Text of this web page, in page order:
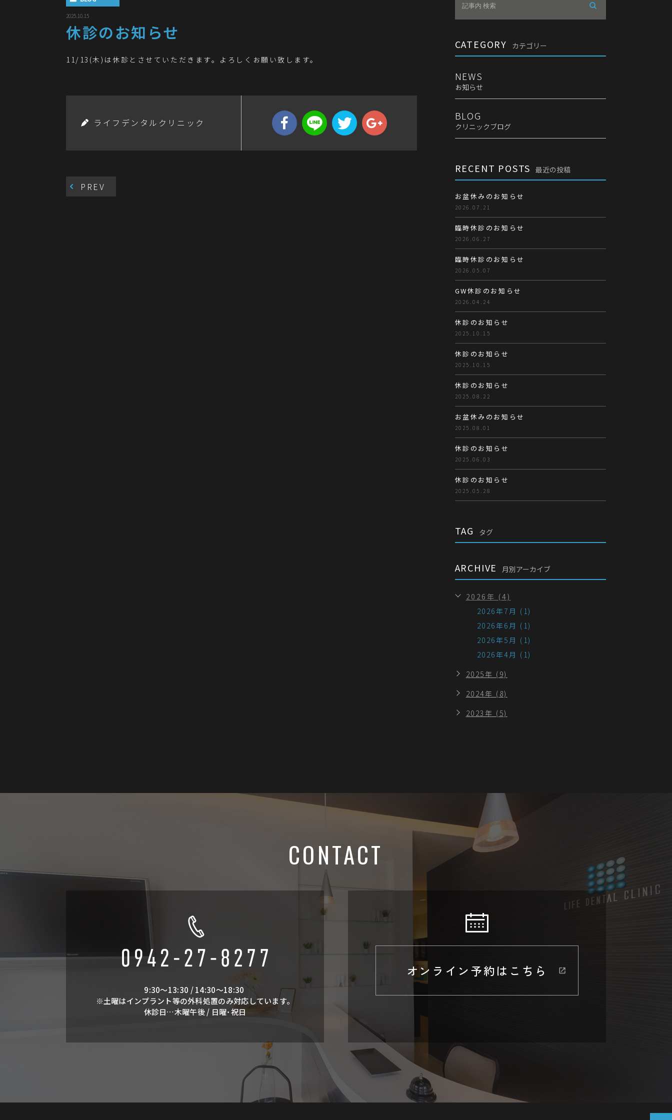
2025.10.15
休診のお知らせ
11/13(木)は休診とさせていただきます。よろしくお願い致します。
ライフデンタルクリニック
PREV
CATEGORY カテゴリー
NEWS
お知らせ
BLOG
クリニックブログ
RECENT POSTS 最近の投稿
お盆休みのお知らせ
2026.07.21
臨時休診のお知らせ
2026.06.27
臨時休診のお知らせ
2026.05.07
GW休診のお知らせ
2026.04.24
休診のお知らせ
2025.10.15
休診のお知らせ
2025.10.15
休診のお知らせ
2025.08.22
お盆休みのお知らせ
2025.08.01
休診のお知らせ
2025.06.03
休診のお知らせ
2025.05.28
TAG タグ
ARCHIVE 月別アーカイブ
2026年 (4)
2026年7月 (1)
2026年6月 (1)
2026年5月 (1)
2026年4月 (1)
2025年 (9)
2024年 (8)
2023年 (5)
CONTACT
9:30～13:30 / 14:30～18:30
※土曜はインプラント等の外科処置のみ対応しています。
休診日…木曜午後 / 日曜･祝日
オンライン予約はこちら